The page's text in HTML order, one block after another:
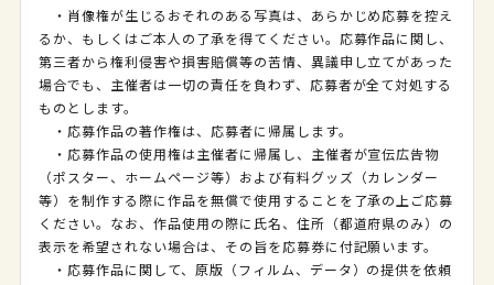
・肖像権が生じるおそれのある写真は、あらかじめ応募を控え
るか、もしくはご本人の了承を得てください。応募作品に関し、
第三者から権利侵害や損害賠償等の苦情、異議申し立てがあった
場合でも、主催者は一切の責任を負わず、応募者が全て対処する
ものとします。
・応募作品の著作権は、応募者に帰属します。
・応募作品の使用権は主催者に帰属し、主催者が宣伝広告物
（ポスター、ホームページ等）および有料グッズ（カレンダー
等）を制作する際に作品を無償で使用することを了承の上ご応募
ください。なお、作品使用の際に氏名、住所（都道府県のみ）の
表示を希望されない場合は、その旨を応募券に付記願います。
・応募作品に関して、原版（フィルム、データ）の提供を依頼